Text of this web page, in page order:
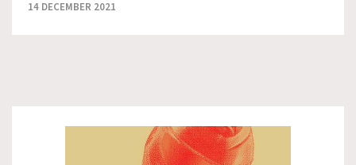
14 DECEMBER 2021